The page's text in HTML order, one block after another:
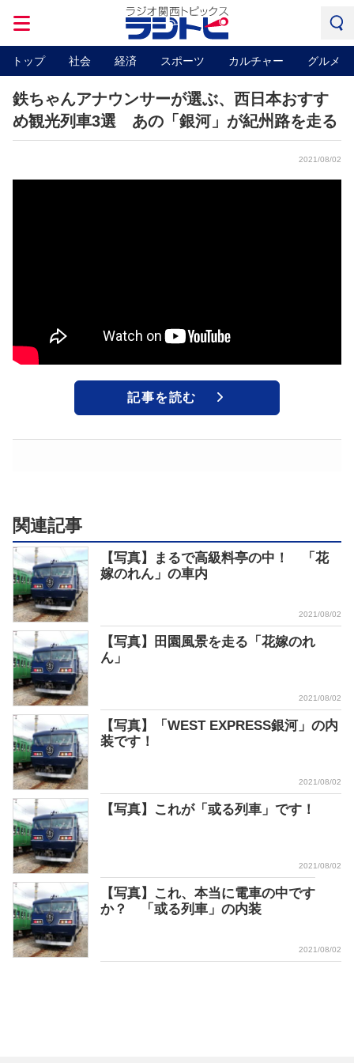
トップ 社会 経済 スポーツ カルチャー グルメ
鉄ちゃんアナウンサーが選ぶ、西日本おすす
め観光列車3選 あの「銀河」が紀州路を走る
2021/08/02
記事を読む
関連記事
【写真】まるで高級料亭の中！ 「花
嫁のれん」の車内
2021/08/02
【写真】田園風景を走る「花嫁のれ
ん」
2021/08/02
【写真】「WEST EXPRESS銀河」の内
装です！
2021/08/02
【写真】これが「或る列車」です！
2021/08/02
【写真】これ、本当に電車の中です
か？ 「或る列車」の内装
2021/08/02